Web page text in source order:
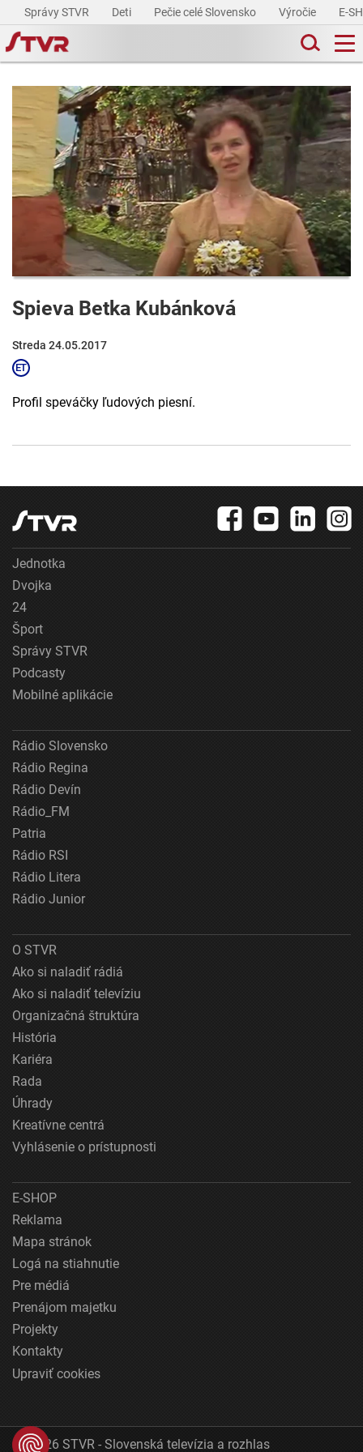
Správy STVR Deti Pečie celé Slovensko Výročie E-
Spieva Betka Kubánková
Streda 24.05.2017
Profil speváčky ľudových piesní.
Jednotka
Dvojka
24
Šport
Správy STVR
Podcasty
Mobilné aplikácie
Rádio Slovensko
Rádio Regina
Rádio Devín
Rádio_FM
Patria
Rádio RSI
Rádio Litera
Rádio Junior
O STVR
Ako si naladiť rádiá
Ako si naladiť televíziu
Organizačná štruktúra
História
Kariéra
Rada
Úhrady
Kreatívne centrá
Vyhlásenie o prístupnosti
E-SHOP
Reklama
Mapa stránok
Logá na stiahnutie
Pre médiá
Prenájom majetku
Projekty
Kontakty
Upraviť cookies
© 2026 STVR - Slovenská televízia a rozhlas